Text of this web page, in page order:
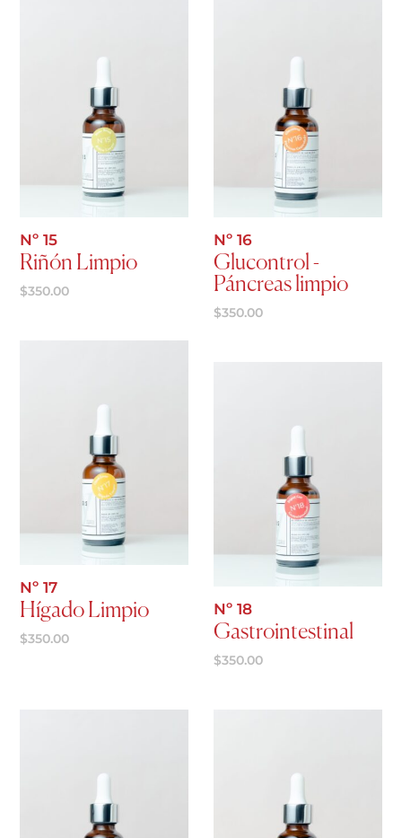
Agregar al carrito
Nº 15
Riñón Limpio
$350.00
Agregar al carrito
Nº 16
Glucontrol -
Páncreas limpio
$350.00
Agregar al carrito
Nº 17
Hígado Limpio
$350.00
Agregar al carrito
Nº 18
Gastrointestinal
$350.00